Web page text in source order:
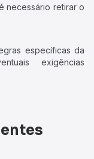
necessário retirar o
específicas da
exigências